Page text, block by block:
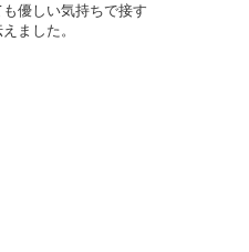
優しい気持ちで接す
ました。